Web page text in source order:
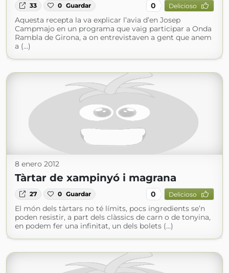
33 0 Guardar 0 Delicioso
Aquesta recepta la va explicar l’avia d’en Josep
Campmajo en un programa que vaig participar a Onda
Rambla de Girona, a on entrevistaven a gent que anem
a (...)
8 enero 2012
Tàrtar de xampinyó i magrana
27 0 Guardar 0 Delicioso
El món dels tàrtars no té límits, pocs ingredients se’n
poden resistir, a part dels clàssics de carn o de tonyina,
en podem fer una infinitat, un dels bolets (...)